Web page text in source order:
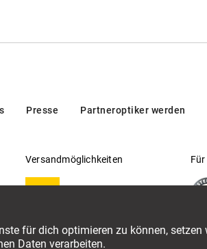
Presse Partneroptiker werden
Versandmöglichkeiten